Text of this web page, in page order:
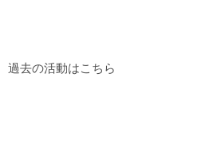
過去の活動はこちら